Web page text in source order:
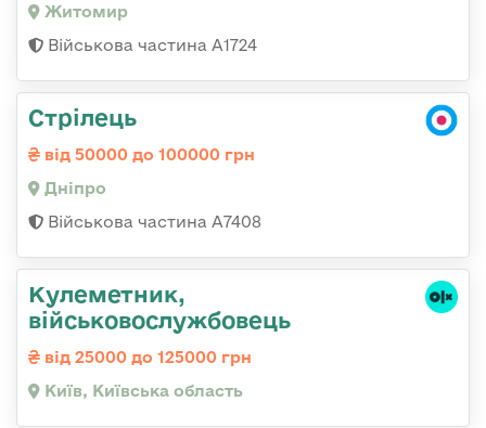
Житомир
Військова частина А1724
Стрілець
від 50000 до 100000 грн
Дніпро
Військова частина А7408
Кулеметник,
військовослужбовець
від 25000 до 125000 грн
Київ, Київська область